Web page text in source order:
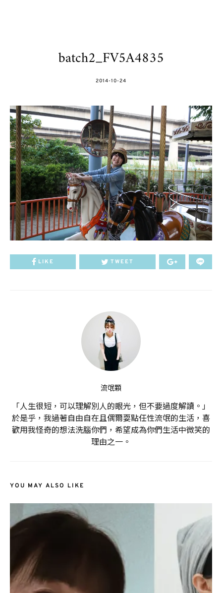
batch2_FV5A4835
POSTED
2014-10-24
LIKE TWEET
流氓顆
「人生很短，可以理解別人的眼光，但不要過度解讀。」
於是乎，我過著自由自在且偶爾耍點任性流氓的生活，喜
歡用我怪奇的想法洗腦你們，希望成為你們生活中微笑的
理由之一。
YOU MAY ALSO LIKE